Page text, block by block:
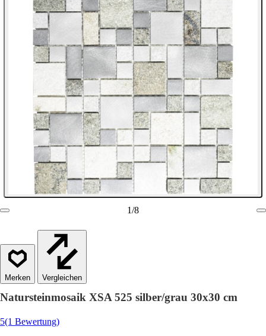
1/8
Vergleichen
Natursteinmosaik XSA 525 silber/grau 30x30 cm
5(1 Bewertung)